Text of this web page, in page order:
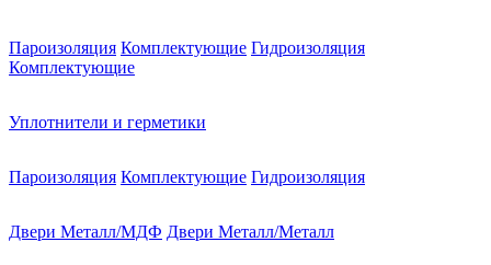
Пароизоляция Комплектующие Гидроизоляция
Комплектующие
Уплотнители и герметики
Пароизоляция Комплектующие Гидроизоляция
Двери Металл/МДФ Двери Металл/Металл